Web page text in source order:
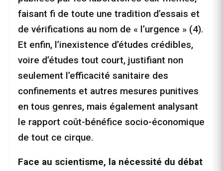
faisant fi de toute une tradition d’essais et
de vérifications au nom de « l’urgence » (4).
Et enfin, l’inexistence d’études crédibles,
voire d’études tout court, justifiant non
seulement l’efficacité sanitaire des
confinements et autres mesures punitives
en tous genres, mais également analysant
le rapport coût-bénéfice socio-économique
de tout ce cirque.
Face au scientisme, la nécessité du débat